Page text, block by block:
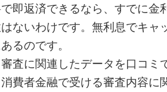
即返済できるなら、すでに金
ないわけです。無利息でキャ
るのです。
査に関連したデータを口コミ
費者金融で受ける審査内容に